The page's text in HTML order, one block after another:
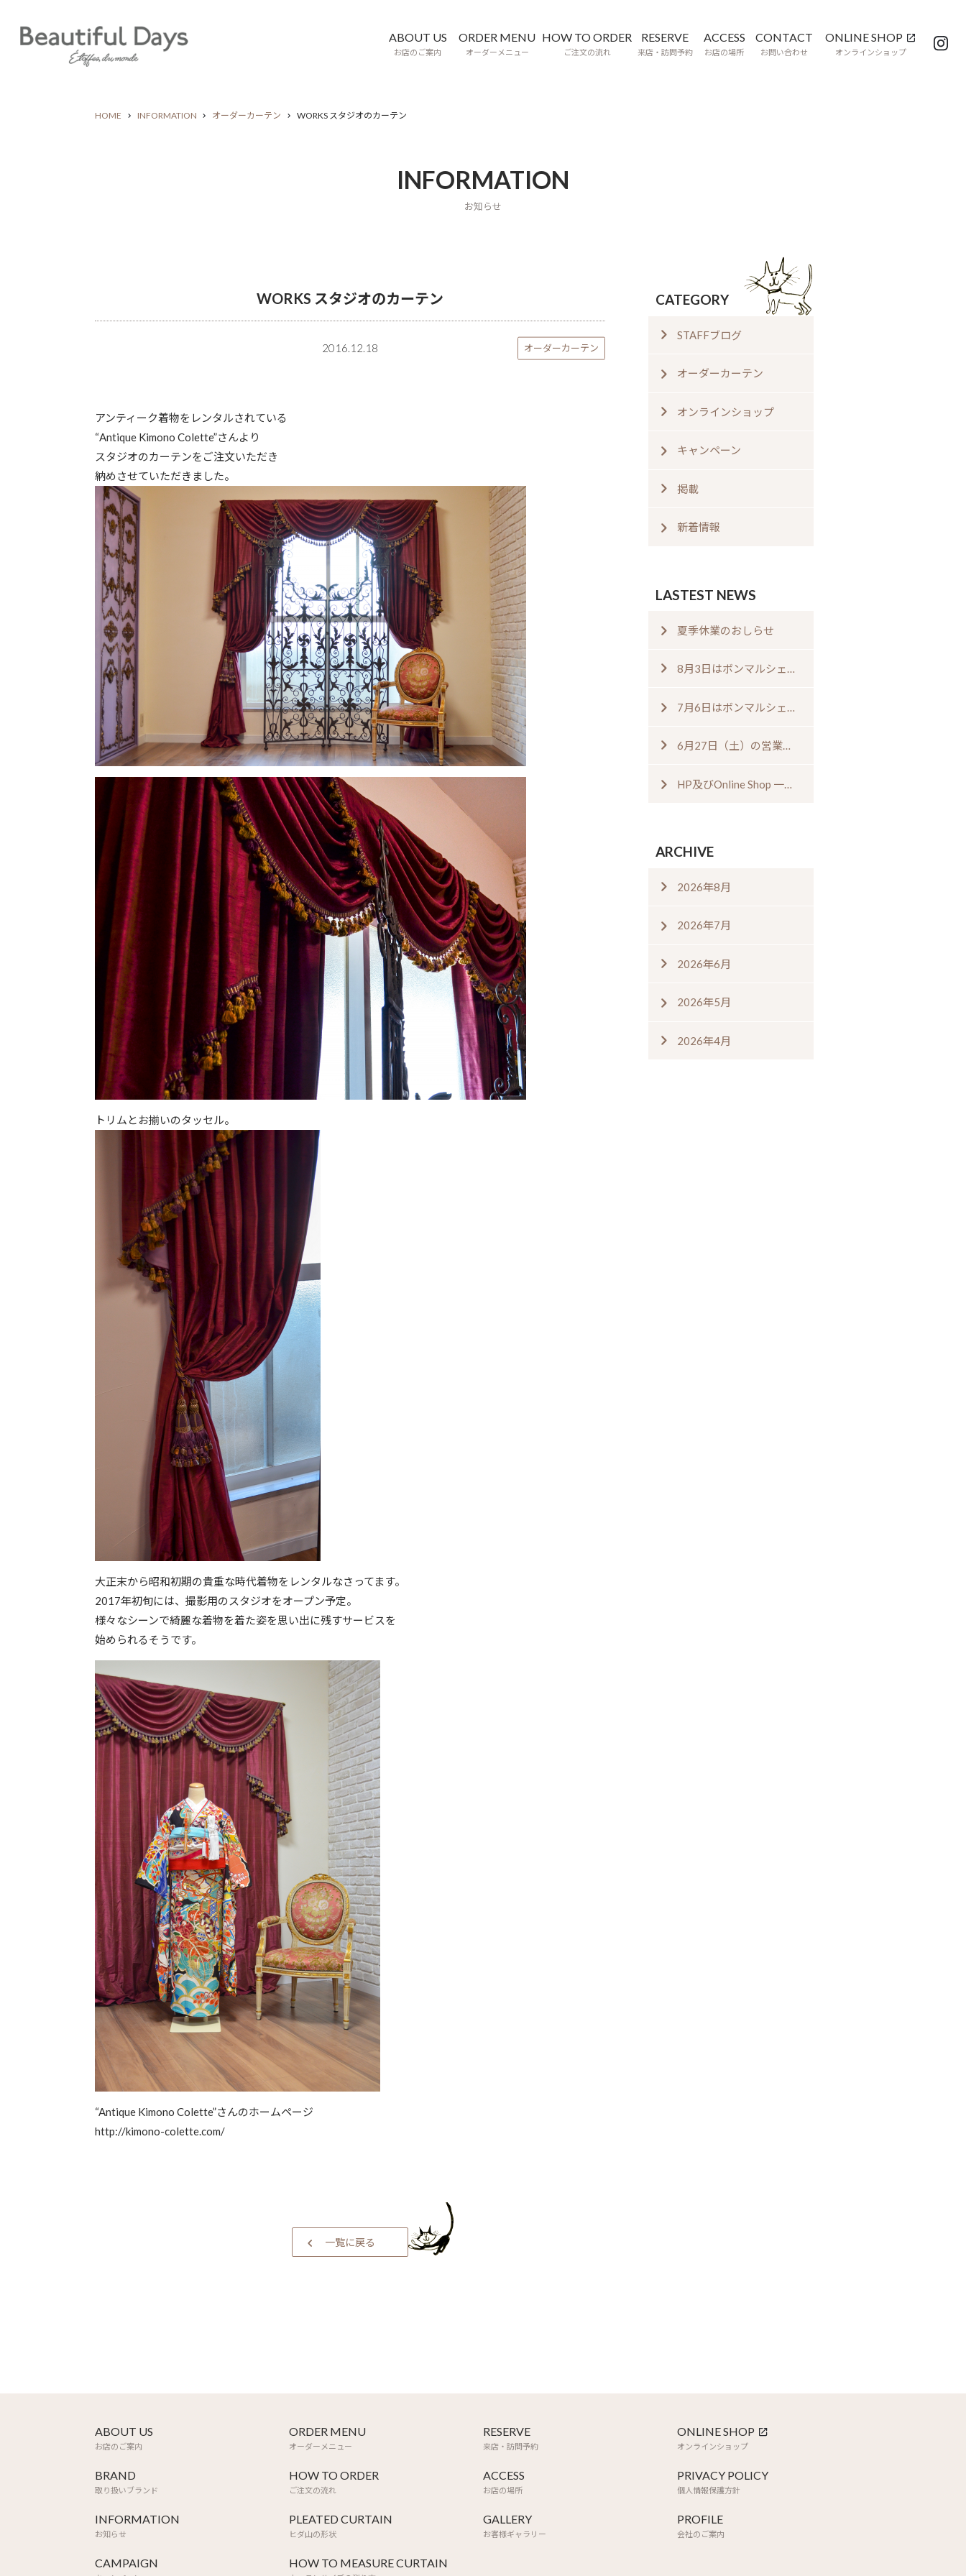
ABOUT US
お店のご案内
ORDER MENU
オーダーメニュー
HOW TO ORDER
ご注文の流れ
RESERVE
来店・訪問予約
ACCESS
お店の場所
CONTACT
お問い合わせ
ONLINE SHOP
オンラインショップ
HOME INFORMATION オーダーカーテン WORKS スタジオのカーテン
INFORMATION
お知らせ
WORKS スタジオのカーテン
2016.12.18 オーダーカーテン
アンティーク着物をレンタルされている
“Antique Kimono Colette”さんより
スタジオのカーテンをご注文いただき
納めさせていただきました。
トリムとお揃いのタッセル。
大正末から昭和初期の貴重な時代着物をレンタルなさってます。
2017年初旬には、撮影用のスタジオをオープン予定。
様々なシーンで綺麗な着物を着た姿を思い出に残すサービスを
始められるそうです。
“Antique Kimono Colette”さんのホームページ
http://kimono-colette.com/
一覧に戻る
CATEGORY
STAFFブログ
オーダーカーテン
オンラインショップ
キャンペーン
掲載
新着情報
LASTEST NEWS
夏季休業のおしらせ⁠
8月3日はボンマルシェの日⁠！⁠ ⁠
7月6日はボンマルシェの日⁠！⁠
6月27日（土）の営業について
HP及びOnline Shop 一時閉鎖のお知らせ
ARCHIVE
2026年8月
2026年7月
2026年6月
2026年5月
2026年4月
ABOUT US
お店のご案内
BRAND
取り扱いブランド
INFORMATION
お知らせ
CAMPAIGN
ORDER MENU
オーダーメニュー
HOW TO ORDER
ご注文の流れ
PLEATED CURTAIN
ヒダ山の形状
HOW TO MEASURE CURTAIN
RESERVE
来店・訪問予約
ACCESS
お店の場所
GALLERY
お客様ギャラリー
ONLINE SHOP
オンラインショップ
PRIVACY POLICY
個人情報保護方針
PROFILE
会社のご案内